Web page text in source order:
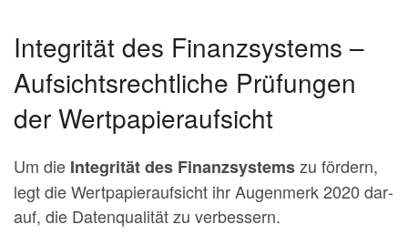
Integrität des Finanzsystems –
Aufsichtsrechtliche Prüfungen
der Wertpapieraufsicht
Um die Integrität des Finanzsystemszu fördern,
legt die Wertpapieraufsicht ihr Augenmerk 2020 dar­
auf, die Datenqualität zu verbessern.